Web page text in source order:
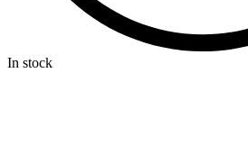
In stock